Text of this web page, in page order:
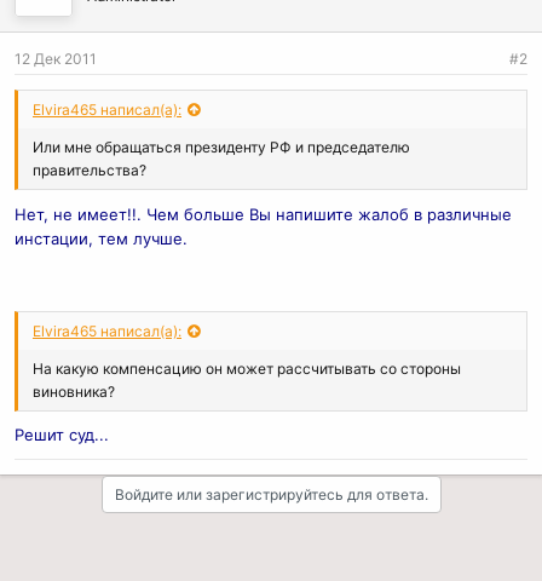
12 Дек 2011 #2
Elvira465 написал(а):
Или мне обращаться президенту РФ и председателю
правительства?
Нет, не имеет!!. Чем больше Вы напишите жалоб в различные
инстации, тем лучше.
Elvira465 написал(а):
На какую компенсацию он может рассчитывать со стороны
виновника?
Решит суд...
Войдите или зарегистрируйтесь для ответа.